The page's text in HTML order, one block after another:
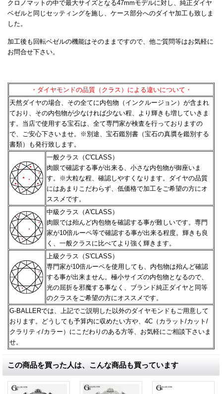
クロノマットの中で最大サイズとなる47mmモデルに対し、純正ダイヤ
ベゼルと同じセッティングを施し、ケース部分へのダイヤ加工も致しま
した。
加工後も回転ベゼルの機能はそのままですので、他ご質問等はお気軽に
お問合せ下さい。
・ダイヤモンドの品質（クラス）による違いについて・
天然ダイヤの場合、その全てに内包物（インクルージョン）が含まれ
ており、その内包物が少なければ少ない程、 より輝きも増していきま
す。当店で使用する宝石は、全て専門家が検査を行っておりますの
で、ご安心下さいませ。
※別途、宝石鑑別書（宝石の真贋を鑑別する
書類）も発行致します。
一般クラス（C'CLASS）
肉眼で確認する事が出来る、小さな内包物が御座いま
す。※大粒な程、確認しやすくなります。 ダイヤの品質
にはあまりこだわらず、低価格で加工をご希望の方にオ
ススメです。
中級クラス（A'CLASS）
肉眼では殆んど内包物を確認する事が難しいです。専門
家が10倍ルーペ等で確認する事が出来る程度。 輝きも良
く、一般クラスに比べてより強く輝きます。
上級クラス（S'CLASS）
専門家が10倍ルーペを使用しても、内包物は殆んど確認
する事が出来ません。極小サイズの内包物となるので、
光の屈折を邪魔する事なく、ブランド純正ダイヤと同等
のクラスをご希望の方にオススメです。
G-BALLERでは、上記でご説明した以外のダイヤモンドもご用意して
おります。どうしても予算内に収めたい方や、 4C（カラット/カット/
クラリティ/カラー）にこだわりのある方等、お気軽にご相談下さいま
せ。
この商品を買った人は、こんな商品も買っています